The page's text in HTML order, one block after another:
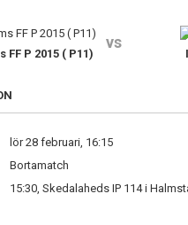
FF P 2015 ( P11)
vs
lör 28 februari, 16:15
Bortamatch
15:30, Skedalaheds IP 114 i